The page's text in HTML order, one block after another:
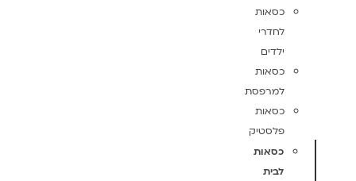
כסאות
לחדרי
ילדים
כסאות
למרפסת
כסאות
פלסטיק
כסאות
לבית